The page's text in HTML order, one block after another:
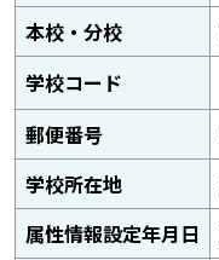
本校・分校
学校コード
郵便番号
学校所在地
属性情報設定年月日